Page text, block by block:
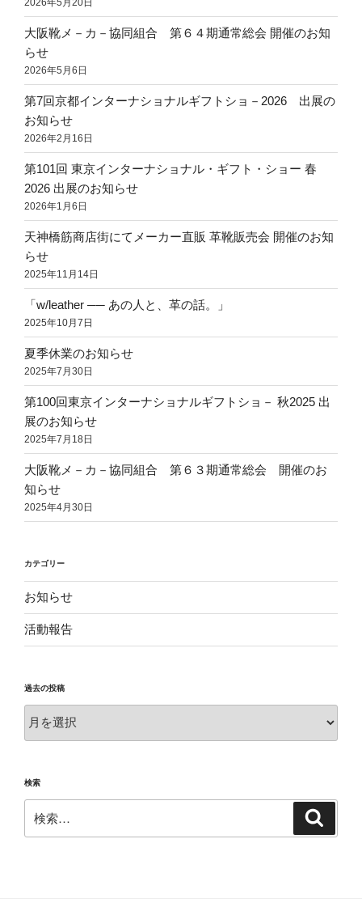
大阪靴メ－カ－協同組合 第６４期通常総会 開催のお知
らせ
2026年5月6日
第7回京都インターナショナルギフトショ－2026 出展の
お知らせ
2026年2月16日
第101回 東京インターナショナル・ギフト・ショー 春
2026 出展のお知らせ
2026年1月6日
天神橋筋商店街にてメーカー直販 革靴販売会 開催のお知
らせ
2025年11月14日
「w/leather ── あの人と、革の話。」
2025年10月7日
夏季休業のお知らせ
2025年7月30日
第100回東京インターナショナルギフトショ－ 秋2025 出
展のお知らせ
2025年7月18日
大阪靴メ－カ－協同組合 第６３期通常総会 開催のお
知らせ
2025年4月30日
カテゴリー
お知らせ
活動報告
過去の投稿
去
稿
検索
索: